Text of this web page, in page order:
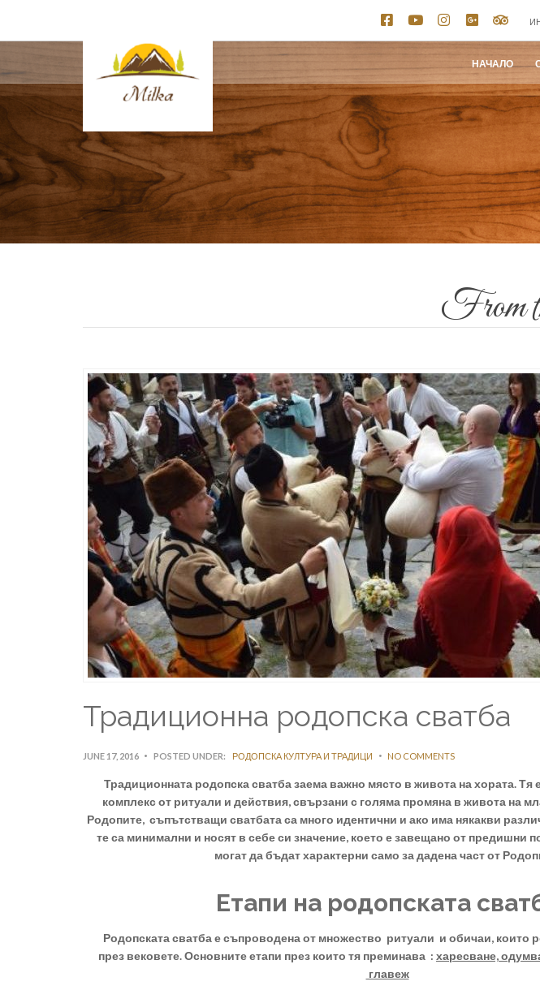
НАЧАЛО
From
Традиционна родопска сватба
JUNE 17, 2016 POSTED UNDER: РОДОПСКА КУЛТУРА И ТРАДИЦИ NO COMMENTS
Традиционната родопска сватба заема важно място в живота на хората. Тя
комплекс от ритуали и действия, свързани с голяма промяна в живота на
Родопите, съпътстващи сватбата са много идентични и ако има някакви
те са минимални и носят в себе си значение, което е завещано от предишни
могат да бъдат характерни само за дадена част от
Етапи на родопската
Родопската сватба е съпроводена от множество ритуали и обичаи, които
през вековете. Основните етапи през които тя преминава : харесване,
главеж